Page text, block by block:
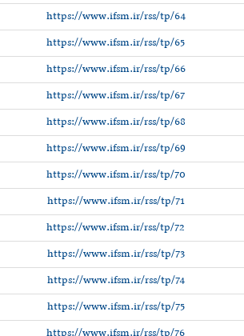
https://www.ifsm.ir/rss/tp/64
https://www.ifsm.ir/rss/tp/65
https://www.ifsm.ir/rss/tp/66
https://www.ifsm.ir/rss/tp/67
https://www.ifsm.ir/rss/tp/68
https://www.ifsm.ir/rss/tp/69
https://www.ifsm.ir/rss/tp/70
https://www.ifsm.ir/rss/tp/71
https://www.ifsm.ir/rss/tp/72
https://www.ifsm.ir/rss/tp/73
https://www.ifsm.ir/rss/tp/74
https://www.ifsm.ir/rss/tp/75